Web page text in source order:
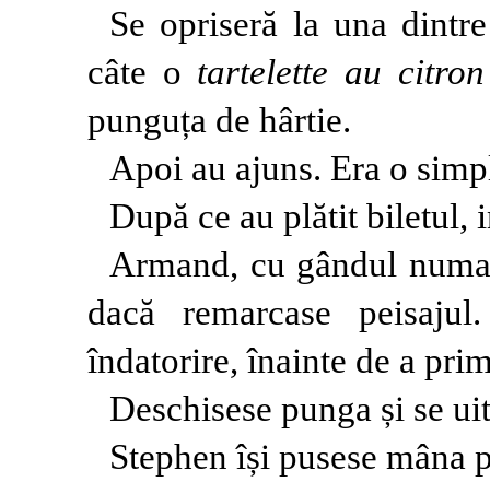
Se opriseră la una
câte o tartelette au citron
punguța de hârtie.
Apoi au ajuns. Era o
După ce au plătit biletul,
Armand, cu gândul
dacă remarcase
îndatorire, înainte de a
Deschisese punga și se
Stephen își pusese